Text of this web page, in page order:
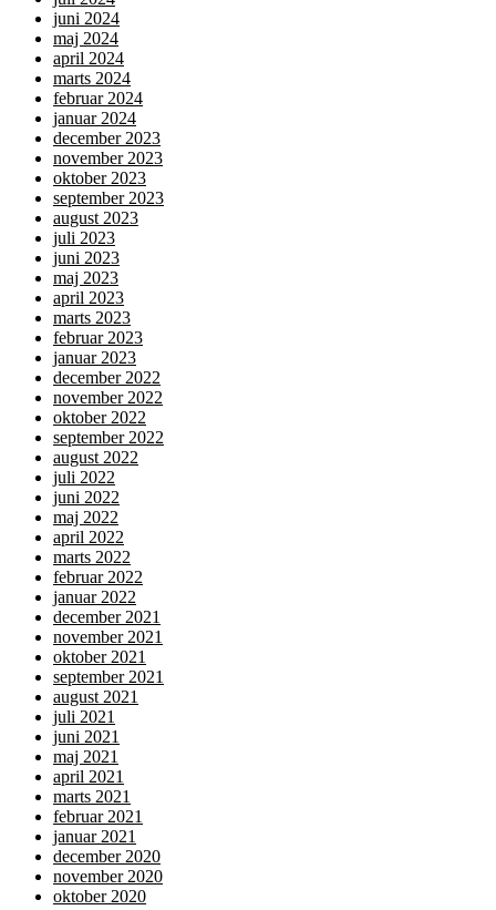
juni 2024
maj 2024
april 2024
marts 2024
februar 2024
januar 2024
december 2023
november 2023
oktober 2023
september 2023
august 2023
juli 2023
juni 2023
maj 2023
april 2023
marts 2023
februar 2023
januar 2023
december 2022
november 2022
oktober 2022
september 2022
august 2022
juli 2022
juni 2022
maj 2022
april 2022
marts 2022
februar 2022
januar 2022
december 2021
november 2021
oktober 2021
september 2021
august 2021
juli 2021
juni 2021
maj 2021
april 2021
marts 2021
februar 2021
januar 2021
december 2020
november 2020
oktober 2020